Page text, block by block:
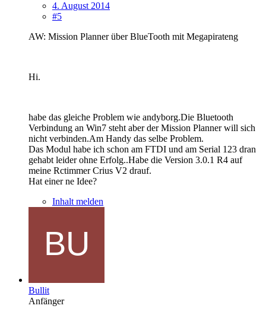
4. August 2014
#5
AW: Mission Planner über BlueTooth mit Megapirateng
Hi.
habe das gleiche Problem wie andyborg.Die Bluetooth
Verbindung an Win7 steht aber der Mission Planner will sich
nicht verbinden.Am Handy das selbe Problem.
Das Modul habe ich schon am FTDI und am Serial 123 dran
gehabt leider ohne Erfolg..Habe die Version 3.0.1 R4 auf
meine Rctimmer Crius V2 drauf.
Hat einer ne Idee?
Inhalt melden
Bullit
Anfänger